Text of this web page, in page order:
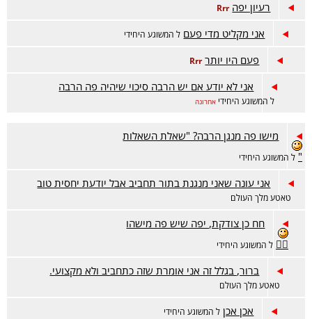
רעיון יפה Rrr
אני מקליט מדי פעם ל המשוגע היחידי
פעם היו יותר Rrr
אני לא יודע אם יש הרבה סיכוי שיהיה פה הרבה
ל המשוגע היחידי אחרונה
מישו פה מנגן הרבה? "שאלת השאלות
" ל המשוגע היחידי
אני עונה שאני מנגנת בתור תחביב אבל יודעת יחסית טוב
טאטע מלך העולם
חח כן צודקת, יפה שיש פה מישהו
👍🏻 ל המשוגע היחידי
ברור, בגלל זה אני אומרת שזה כתחביב ולא מקצועי.
טאטע מלך העולם
אכן אכן ל המשוגע היחידי